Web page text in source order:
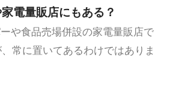
電量販店にもある？
や食品売場併設の家電量販店で
常に置いてあるわけではありま